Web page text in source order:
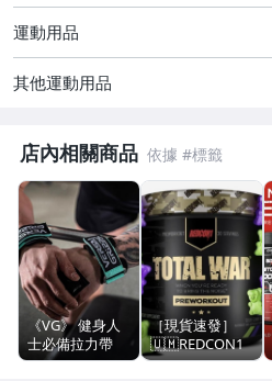
運動用品
其他運動用品
店內相關商品
《VG》 健身人
士必備拉力帶
PRO專業進階系
［現貨速發］
🇺🇲REDCON1
Total War 超越